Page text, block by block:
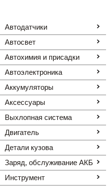
Автодатчики
Автосвет
Автохимия и присадки
Автоэлектроника
Аккумуляторы
Аксессуары
Выхлопная система
Двигатель
Детали кузова
Заряд, обслуживание АКБ
Инструмент